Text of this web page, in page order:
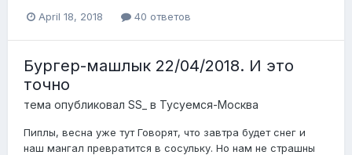
April 18, 2018 40 ответов
Бургер-машлык 22/04/2018. И это
точно
тема опубликовал SS_ в Тусуемся-Москва
Пиплы, весна уже тут Говорят, что завтра будет снег и
наш мангал превратится в сосульку. Но нам не страшны